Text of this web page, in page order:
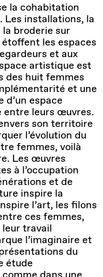
la cohabitation
Les installations, la
broderie sur
les espaces
et aux
artistique est
des huit femmes
et une
d’un espace
entre leurs œuvres.
son territoire
l’évolution du
femmes, voilà
Les œuvres
à l’occupation
et de
inspire la
l’art, les filons
ces femmes,
leur travail
l’imaginaire et
du
étude